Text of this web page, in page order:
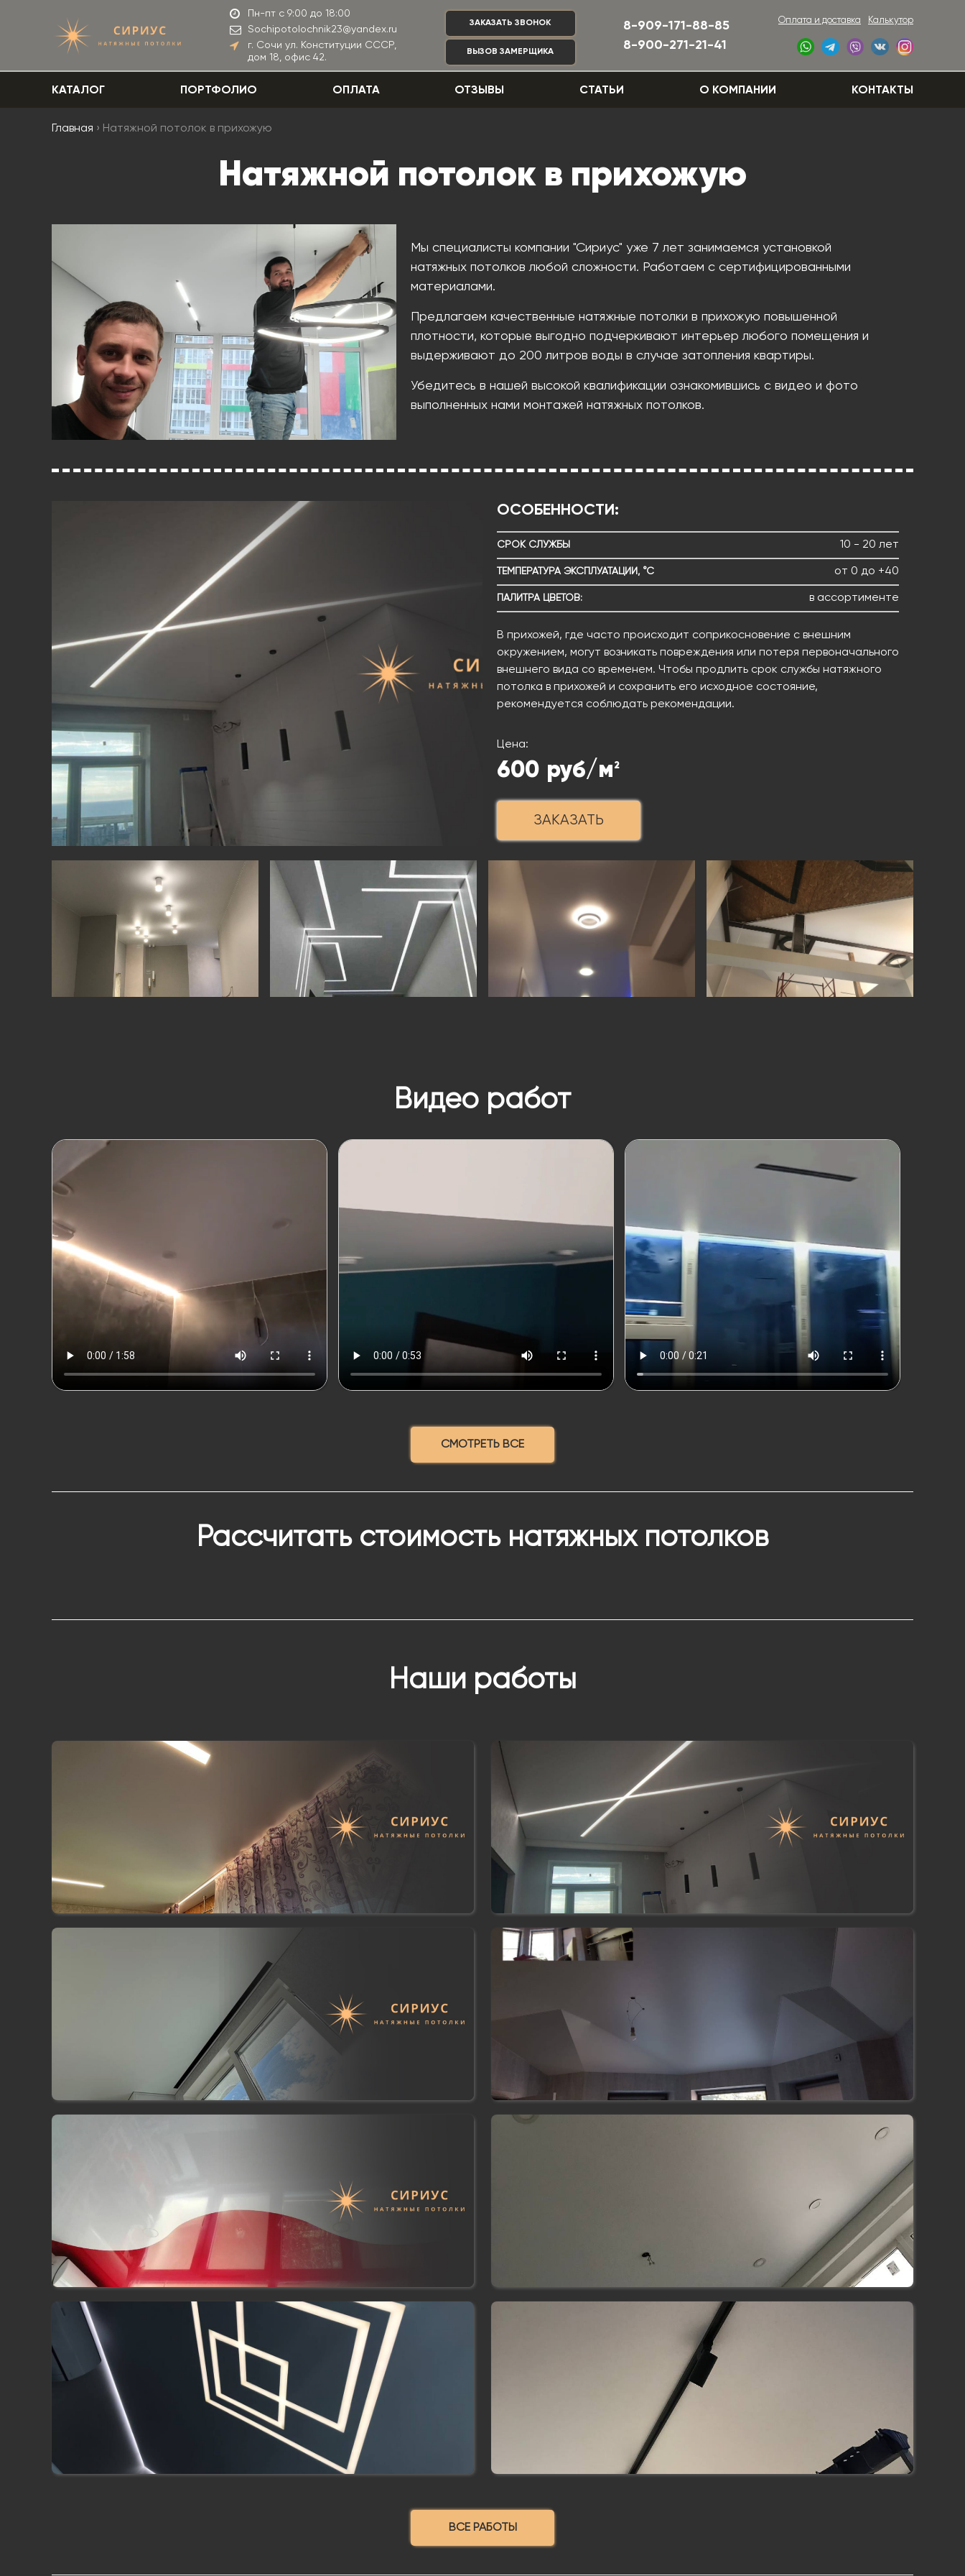
Пн-пт с 9:00 до 18:00
Sochipotolochnik23@yandex.ru
г. Сочи ул. Конституции СССР,
дом 18, офис 42.
ЗАКАЗАТЬ ЗВОНОК
ВЫЗОВ ЗАМЕРЩИКА
8-909-171-88-85
8-900-271-21-41
Оплата и доставка Калькутор
КАТАЛОГ ПОРТФОЛИО ОПЛАТА ОТЗЫВЫ СТАТЬИ О КОМПАНИИ КОНТАКТЫ
Главная › Натяжной потолок в прихожую
Натяжной потолок в прихожую
Мы специалисты компании "Сириус" уже 7 лет занимаемся установкой
натяжных потолков любой сложности. Работаем с сертифицированными
материалами.
Предлагаем качественные натяжные потолки в прихожую повышенной
плотности, которые выгодно подчеркивают интерьер любого помещения и
выдерживают до 200 литров воды в случае затопления квартиры.
Убедитесь в нашей высокой квалификации ознакомившись с видео и фото
выполненных нами монтажей натяжных потолков.
ОСОБЕННОСТИ:
СРОК СЛУЖБЫ 10 - 20 лет
ТЕМПЕРАТУРА ЭКСПЛУАТАЦИИ, °С от 0 до +40
ПАЛИТРА ЦВЕТОВ: в ассортименте
В прихожей, где часто происходит соприкосновение с внешним
окружением, могут возникать повреждения или потеря первоначального
внешнего вида со временем. Чтобы продлить срок службы натяжного
потолка в прихожей и сохранить его исходное состояние,
рекомендуется соблюдать рекомендации.
Цена:
600 руб/м2
ЗАКАЗАТЬ
Видео работ
СМОТРЕТЬ ВСЕ
Рассчитать стоимость натяжных потолков
Наши работы
ВСЕ РАБОТЫ